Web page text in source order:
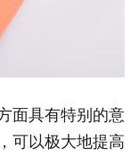
面具有特别的意
可以极大地提高